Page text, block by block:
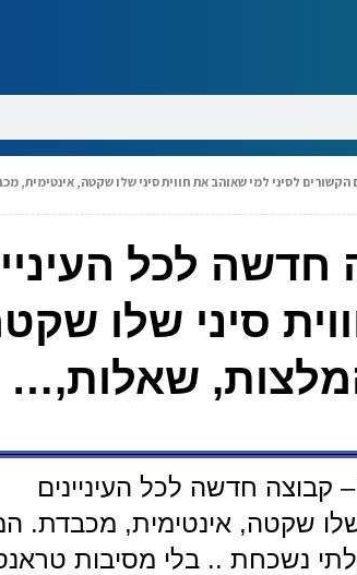
הקשורים לסיני למי שאוהב את חווית סיני שלו שקטה,
לכל
סיני שלו
שאלות,…
קבוצה חדשה לכל העיניינים
שלו שקטה, אינטימית, מכבדת.
נשכחת .. בלי מסיבות